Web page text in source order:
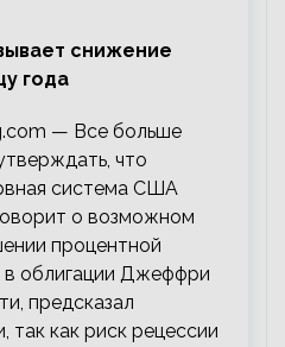
снижение
года
— Все больше
что
система США
о возможном
процентной
в облигации Джеффри
предсказал
так как риск рецессии